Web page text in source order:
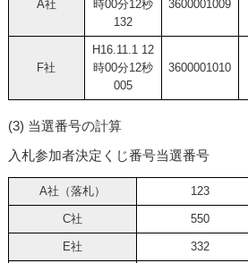
A社
時00分12秒
132
3600001009
F社
H16.11.1 12
時00分12秒
005
3600001010
(3) 当選番号の計算
入札参加者決定くじ番号当選番号
A社（落札）
123
C社 550
E社 332